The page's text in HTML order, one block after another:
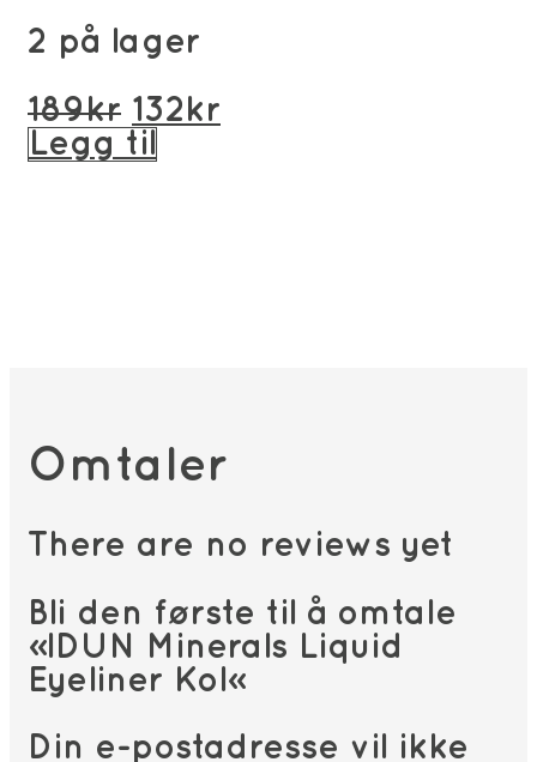
2 på lager
189kr Opprinnelig
pris
132 kr
Legg til
Omtaler
There are no reviews yet
Bli den første til å omtale
«IDUN Minerals Liquid
Eyeliner Kol»
Din e-postadresse vil ikke